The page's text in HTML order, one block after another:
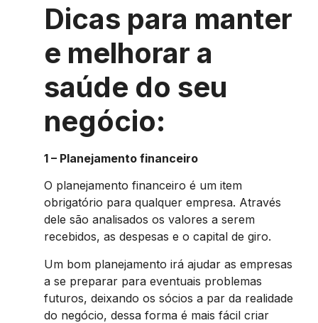
Dicas para manter
e melhorar a
saúde do seu
negócio:
1 – Planejamento financeiro
O planejamento financeiro é um item
obrigatório para qualquer empresa. Através
dele são analisados os valores a serem
recebidos, as despesas e o capital de giro.
Um bom planejamento irá ajudar as empresas
a se preparar para eventuais problemas
futuros, deixando os sócios a par da realidade
do negócio, dessa forma é mais fácil criar